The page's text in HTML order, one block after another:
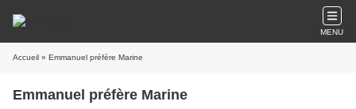
MENU
Accueil » Emmanuel préfère Marine
Emmanuel préfère Marine